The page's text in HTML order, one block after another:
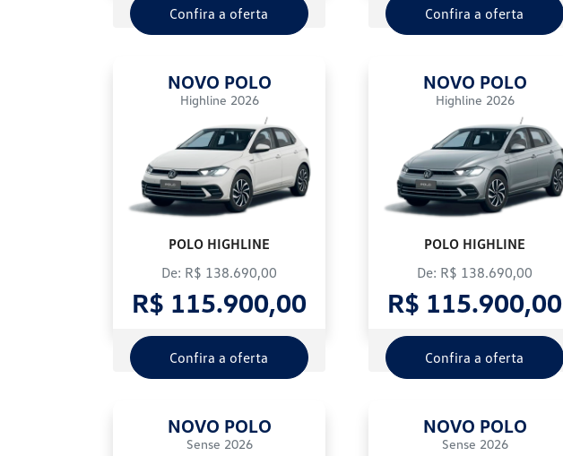
Confira a oferta Confira a oferta
NOVO POLO
Highline 2026
POLO HIGHLINE
De: R$ 138.690,00
R$ 115.900,00
Confira a oferta
NOVO POLO
Highline 2026
POLO HIGHLINE
De: R$ 138.690,00
R$ 115.900,00
Confira a oferta
NOVO POLO
Sense 2026
NOVO POLO
Sense 2026